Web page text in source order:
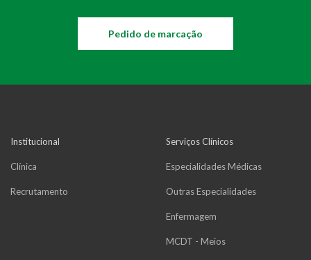
Pedido de marcação
Institucional
Clínica
Recrutamento
Serviços Clínicos
Especialidades Médicas
Outras Especialidades
Enfermagem
MCDT - Meios